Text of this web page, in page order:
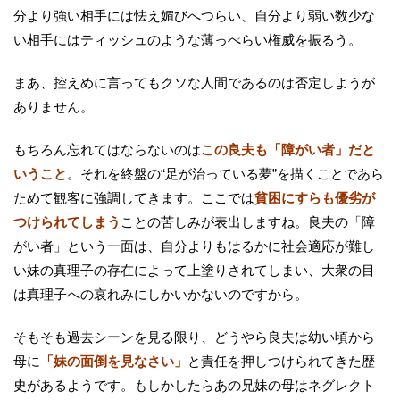
分より強い相手には怯え媚びへつらい、自分より弱い数少な
い相手にはティッシュのような薄っぺらい権威を振るう。
まあ、控えめに言ってもクソな人間であるのは否定しようが
ありません。
もちろん忘れてはならないのはこの良夫も「障がい者」だと
いうこと 。それを終盤の“足が治っている夢”を描くことであら
ためて観客に強調してきます。ここでは貧困にすらも優劣が
つけられてしまう ことの苦しみが表出しますね。良夫の「障
がい者」という一面は、自分よりもはるかに社会適応が難し
い妹の真理子の存在によって上塗りされてしまい、大衆の目
は真理子への哀れみにしかいかないのですから。
そもそも過去シーンを見る限り、どうやら良夫は幼い頃から
母に
「妹の面倒を見なさい」 と責任を押しつけられてきた歴
史があるようです。もしかしたらあの兄妹の母はネグレクト